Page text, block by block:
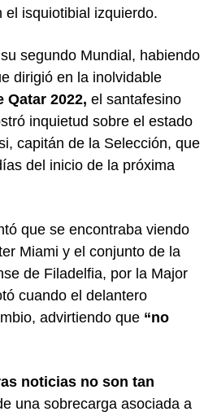
el isquiotibial izquierdo.
segundo Mundial, habiendo
dirigió en la inolvidable
Qatar 2022, el santafesino
inquietud sobre el estado
capitán de la Selección, que
del inicio de la próxima
que se encontraba viendo
Miami y el conjunto de la
de Filadelfia, por la Major
cuando el delantero
advirtiendo que “no
noticias no son tan
una sobrecarga asociada a